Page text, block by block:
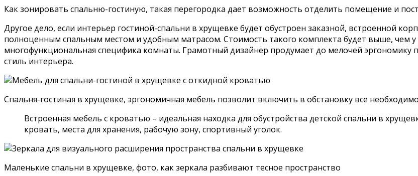
Как зонировать спальню-гостиную, такая перегородка дает возможность отделить помещение и
Другое дело, если интерьер гостиной-спальни в хрущевке будет обустроен заказной, встроенной
полноценным спальным местом и удобным матрасом. Стоимость такого комплекта будет выше, чем
многофункциональная специфика комнаты. Грамотный дизайнер продумает до мелочей
стиль интерьера.
Спальня-гостиная в хрущевке, эргономичная мебель позволит включить в обстановку все
Встроенная мебель с кроватью – идеальная находка для обустройства детской спальни в
кровать, места для хранения, рабочую зону, спортивный уголок.
Маленькие спальни в хрущевке, фото, как зеркала разбивают тесное пространство